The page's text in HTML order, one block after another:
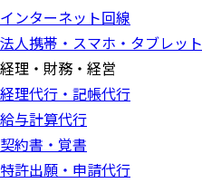
インターネット回線
法人携帯・スマホ・タブレット
経理・財務・経営
経理代行・記帳代行
給与計算代行
契約書・覚書
特許出願・申請代行